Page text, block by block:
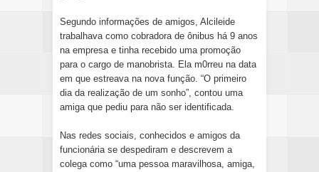
Segundo informações de amigos, Alcileide
trabalhava como cobradora de ônibus há 9 anos
na empresa e tinha recebido uma promoção
para o cargo de manobrista. Ela m0rreu na data
em que estreava na nova função. “O primeiro
dia da realização de um sonho”, contou uma
amiga que pediu para não ser identificada.
Nas redes sociais, conhecidos e amigos da
funcionária se despediram e descrevem a
colega como “uma pessoa maravilhosa, amiga,